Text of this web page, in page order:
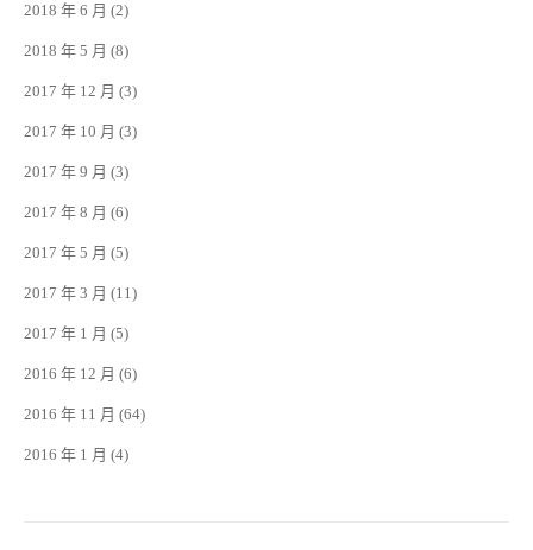
2018 年 6 月 (2)
2018 年 5 月 (8)
2017 年 12 月 (3)
2017 年 10 月 (3)
2017 年 9 月 (3)
2017 年 8 月 (6)
2017 年 5 月 (5)
2017 年 3 月 (11)
2017 年 1 月 (5)
2016 年 12 月 (6)
2016 年 11 月 (64)
2016 年 1 月 (4)